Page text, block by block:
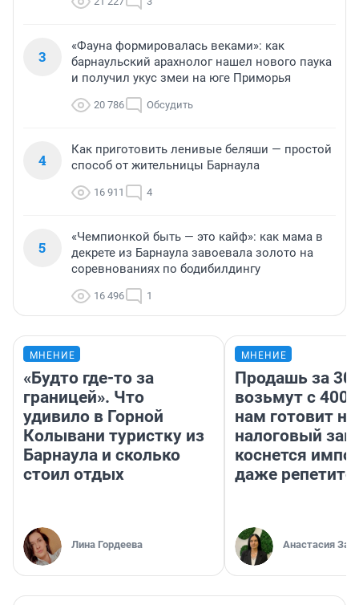
3
«Фауна формировалась веками»: как
барнаульский арахнолог нашел нового паука
и получил укус змеи на юге Приморья
20 786 Обсудить
4
Как приготовить ленивые беляши — простой
способ от жительницы Барнаула
16 911 4
5
«Чемпионкой быть — это кайф»: как мама в
декрете из Барнаула завоевала золото на
соревнованиях по бодибилдингу
16 496 1
МНЕНИЕ
«Будто где-то за
границей». Что
удивило в Горной
Колывани туристку из
Барнаула и сколько
стоил отдых
Лина Гордеева
МНЕНИЕ
Продашь за
возьмут с
нам готовит
налоговый
коснется
даже
Анастасия